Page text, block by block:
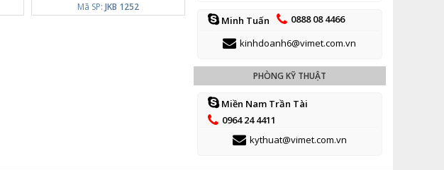
Mã SP: JKB 1252
Minh Tuấn
0888 08 4466
kinhdoanh6@vimet.com.vn
PHÒNG KỸ THUẬT
Miền Nam Trần Tài
0964 24 4411
kythuat@vimet.com.vn